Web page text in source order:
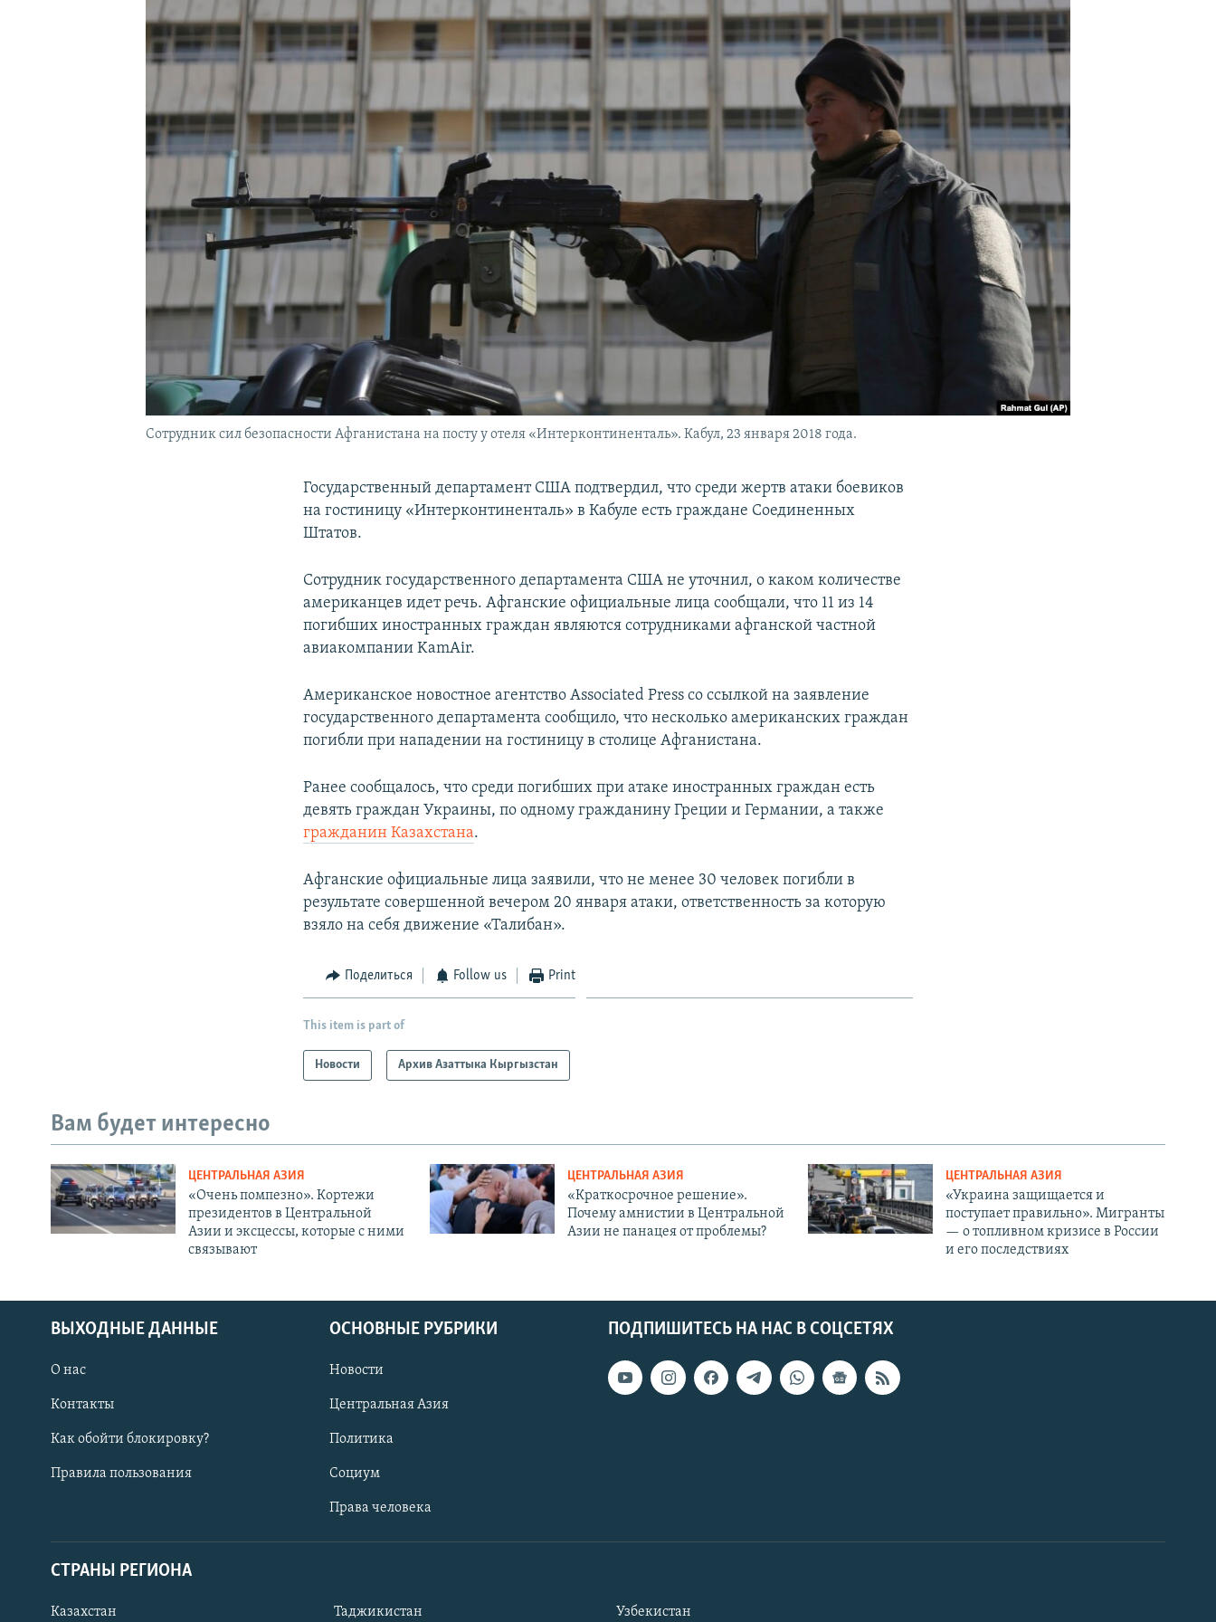
Сотрудник сил безопасности Афганистана на посту у отеля «Интерконтиненталь». Кабул, 23 января 2018 года.
Государственный департамент США подтвердил, что среди жертв атаки боевиков
на гостиницу «Интерконтиненталь» в Кабуле есть граждане Соединенных
Штатов.
Сотрудник государственного департамента США не уточнил, о каком количестве
американцев идет речь. Афганские официальные лица сообщали, что 11 из 14
погибших иностранных граждан являются сотрудниками афганской частной
авиакомпании KamAir.
Американское новостное агентство Associated Press со ссылкой на заявление
государственного департамента сообщило, что несколько американских граждан
погибли при нападении на гостиницу в столице Афганистана.
Ранее сообщалось, что среди погибших при атаке иностранных граждан есть
девять граждан Украины, по одному гражданину Греции и Германии, а также
гражданин Казахстана.
Афганские официальные лица заявили, что не менее 30 человек погибли в
результате совершенной вечером 20 января атаки, ответственность за которую
взяло на себя движение «Талибан».
Поделиться Follow us Print
This item is part of
Новости Архив Азаттыка Кыргызстан
Вам будет интересно
ЦЕНТРАЛЬНАЯ АЗИЯ
«Очень помпезно». Кортежи
президентов в Центральной
Азии и эксцессы, которые с ними
связывают
ЦЕНТРАЛЬНАЯ АЗИЯ
«Краткосрочное решение».
Почему амнистии в Центральной
Азии не панацея от проблемы?
ЦЕНТРАЛЬНАЯ АЗИЯ
«Украина защищается и
поступает правильно». Мигранты
— о топливном кризисе в России
и его последствиях
ПОДПИШИТЕСЬ НА НАС В СОЦСЕТЯХ
ВЫХОДНЫЕ ДАННЫЕ
О нас
Контакты
Как обойти блокировку?
Правила пользования
ОСНОВНЫЕ РУБРИКИ
Новости
Центральная Азия
Политика
Социум
Права человека
СТРАНЫ РЕГИОНА
Казахстан Таджикистан Узбекистан